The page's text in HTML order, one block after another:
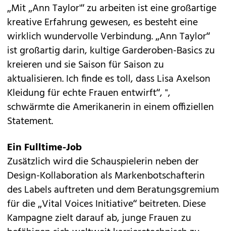
„Mit „Ann Taylor'“ zu arbeiten ist eine großartige
kreative Erfahrung gewesen, es besteht eine
wirklich wundervolle Verbindung. „Ann Taylor“
ist großartig darin, kultige Garderoben-Basics zu
kreieren und sie Saison für Saison zu
aktualisieren. Ich finde es toll, dass Lisa Axelson
Kleidung für echte Frauen entwirft“, ",
schwärmte die Amerikanerin in einem offiziellen
Statement.
Ein Fulltime-Job
Zusätzlich wird die Schauspielerin neben der
Design-Kollaboration als Markenbotschafterin
des Labels auftreten und dem Beratungsgremium
für die „Vital Voices Initiative“ beitreten. Diese
Kampagne zielt darauf ab, junge Frauen zu